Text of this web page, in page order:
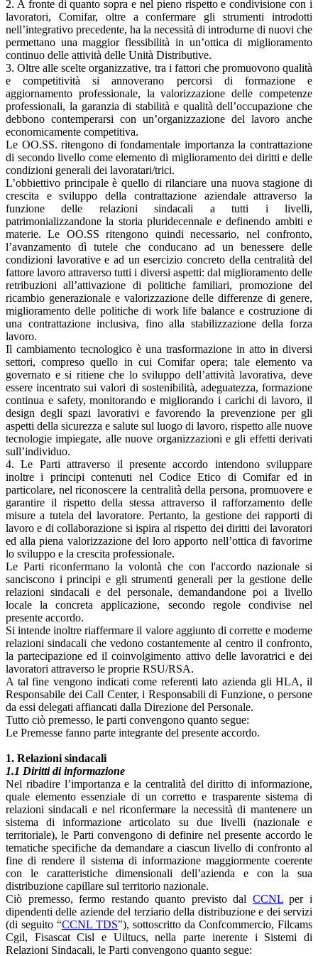
2. A fronte di quanto sopra e nel pieno rispetto e condivisione con i
lavoratori, Comifar, oltre a confermare gli strumenti introdotti
nell’integrativo precedente, ha la necessità di introdurne di nuovi che
permettano una maggior flessibilità in un’ottica di miglioramento
continuo delle attività delle Unità Distributive.
3. Oltre alle scelte organizzative, tra i fattori che promuovono qualità
e competitività si annoverano percorsi di formazione e
aggiornamento professionale, la valorizzazione delle competenze
professionali, la garanzia di stabilità e qualità dell’occupazione che
debbono contemperarsi con un’organizzazione del lavoro anche
economicamente competitiva.
Le OO.SS. ritengono di fondamentale importanza la contrattazione
di secondo livello come elemento di miglioramento dei diritti e delle
condizioni generali dei lavoratari/trici.
L’obbiettivo principale è quello di rilanciare una nuova stagione di
crescita e sviluppo della contrattazione aziendale attraverso la
funzione delle relazioni sindacali a tutti i livelli,
patrimonializzandone la storia pluridecennale e definendo ambiti e
materie. Le OO.SS ritengono quindi necessario, nel confronto,
l’avanzamento dì tutele che conducano ad un benessere delle
condizioni lavorative e ad un esercizio concreto della centralità del
fattore lavoro attraverso tutti i diversi aspetti: dal miglioramento delle
retribuzioni all’attivazione di politiche familiari, promozione del
ricambio generazionale e valorizzazione delle differenze di genere,
miglioramento delle politiche di work life balance e costruzione di
una contrattazione inclusiva, fino alla stabilizzazione della forza
lavoro.
Il cambiamento tecnologico è una trasformazione in atto in diversi
settori, compreso quello in cui Comifar opera; tale elemento va
governato e si ritiene che lo sviluppo dell’attività lavorativa, deve
essere incentrato sui valori di sostenibilità, adeguatezza, formazione
continua e safety, monitorando e migliorando i carichi di lavoro, il
design degli spazi lavorativi e favorendo la prevenzione per gli
aspetti della sicurezza e salute sul luogo di lavoro, rispetto alle nuove
tecnologie impiegate, alle nuove organizzazioni e gli effetti derivati
sull’individuo.
4. Le Parti attraverso il presente accordo intendono sviluppare
inoltre i principi contenuti nel Codice Etico di Comifar ed in
particolare, nel riconoscere la centralità della persona, promuovere e
garantire il rispetto della stessa attraverso il rafforzamento delle
misure a tutela del lavoratore. Pertanto, la gestione dei rapporti di
lavoro e di collaborazione si ispira al rispetto dei diritti dei lavoratori
ed alla piena valorizzazione del loro apporto nell’ottica di favorirne
lo sviluppo e la crescita professionale.
Le Parti riconfermano la volontà che con l'accordo nazionale si
sanciscono i principi e gli strumenti generali per la gestione delle
relazioni sindacali e del personale, demandandone poi a livello
locale la concreta applicazione, secondo regole condivise nel
presente accordo.
Si intende inoltre riaffermare il valore aggiunto di corrette e moderne
relazioni sindacali che vedono costantemente al centro il confronto,
la partecipazione ed il coinvolgimento attivo delle lavoratrici e dei
lavoratori attraverso le proprie RSU/RSA.
A tal fine vengono indicati come referenti lato azienda gli HLA, il
Responsabile dei Call Center, i Responsabili di Funzione, o persone
da essi delegati affiancati dalla Direzione del Personale.
Tutto ciò premesso, le parti convengono quanto segue:
Le Premesse fanno parte integrante del presente accordo.
1. Relazioni sindacali
1.1 Diritti di informazione
Nel ribadire l’importanza e la centralità del diritto di informazione,
quale elemento essenziale di un corretto e trasparente sistema di
relazioni sindacali e nel riconfermare la necessità di mantenere un
sistema di informazione articolato su due livelli (nazionale e
territoriale), le Parti convengono di definire nel presente accordo le
tematiche specifiche da demandare a ciascun livello di confronto al
fine di rendere il sistema di informazione maggiormente coerente
con le caratteristiche dimensionali dell’azienda e con la sua
distribuzione capillare sul territorio nazionale.
Ciò premesso, fermo restando quanto previsto dal CCNLper i
dipendenti delle aziende del terziario della distribuzione e dei servizi
(di seguito “CCNL TDS"), sottoscritto da Confcommercio, Filcams
Cgil, Fisascat Cisl e Uiltucs, nella parte inerente i Sistemi di
Relazioni Sindacali, le Parti convengono quanto segue: